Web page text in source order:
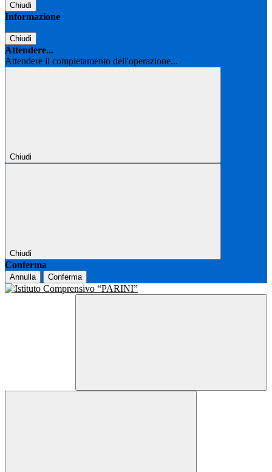
Chiudi
Informazione
Chiudi
Attendere...
Attendere il completamento dell'operazione...
Chiudi
Chiudi
Conferma
Annulla Conferma